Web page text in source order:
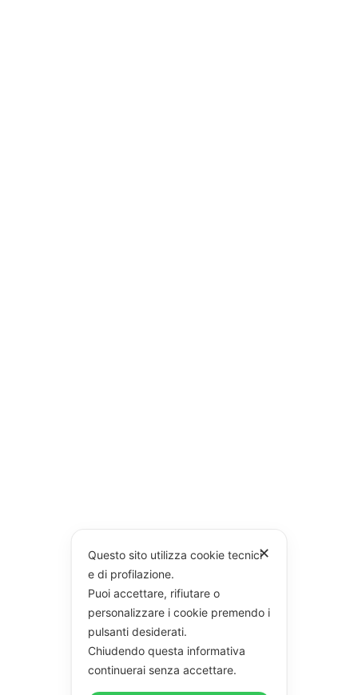
✕
Questo sito utilizza cookie tecnici
e di profilazione.
Puoi accettare, rifiutare o
personalizzare i cookie premendo i
pulsanti desiderati.
Chiudendo questa informativa
continuerai senza accettare.